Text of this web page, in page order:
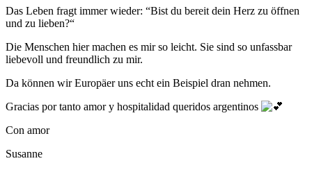
Das Leben fragt immer wieder: “Bist du bereit dein Herz zu öffnen
und zu lieben?“
Die Menschen hier machen es mir so leicht. Sie sind so unfassbar
liebevoll und freundlich zu mir.
Da können wir Europäer uns echt ein Beispiel dran nehmen.
Gracias por tanto amor y hospitalidad queridos argentinos
Con amor
Susanne